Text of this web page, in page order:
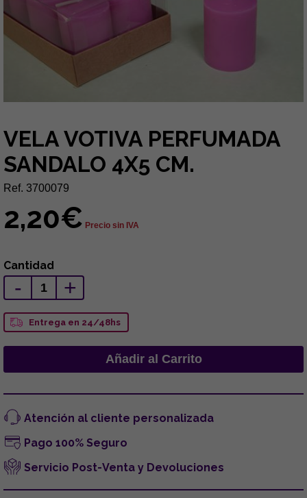
VELA VOTIVA PERFUMADA
SANDALO 4X5 CM.
Ref. 3700079
2,20€ Precio sin IVA
Cantidad
- +
Entrega en 24/48hs
Atención al cliente personalizada
Pago 100% Seguro
Servicio Post-Venta y Devoluciones